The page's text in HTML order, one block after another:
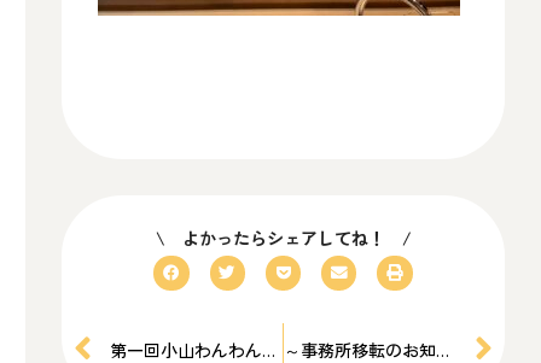
\ よかったらシェアしてね！ /
第一回小山わんわんマルシェ in 小山総合公園にお越し頂きありがとうございました ～事務所移転のお知らせ～